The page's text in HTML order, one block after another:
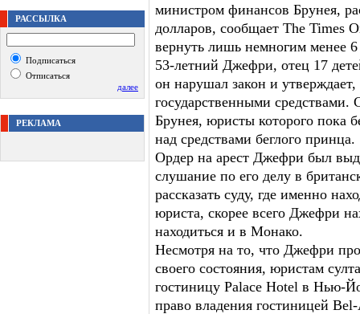
РАССЫЛКА
Подписаться
Отписаться
далее
РЕКЛАМА
министром финансов Брунея,
долларов, сообщает The Times
вернуть лишь немногим менее
53-летний Джефри, отец 17
он нарушал закон и
государственными средствами.
Брунея, юристы которого пока
над средствами беглого принца.
Ордер на арест Джефри был
слушание по его делу в
рассказать суду, где именно
юриста, скорее всего Джефри
находиться и в Монако.
Несмотря на то, что Джефри
своего состояния, юристам
гостиницу Palace Hotel в Нью-
право владения гостиницей